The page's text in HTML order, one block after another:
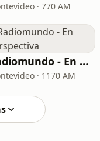
· 770 AM
Radiomundo - En Perspectiva
· 1170 AM